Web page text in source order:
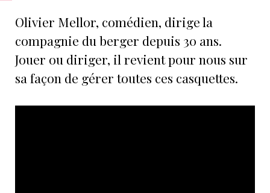
Olivier Mellor, comédien, dirige la
compagnie du berger depuis 30 ans.
Jouer ou diriger, il revient pour nous sur
sa façon de gérer toutes ces casquettes.